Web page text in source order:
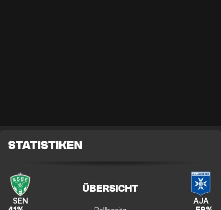
STATISTIKEN
SEN
ÜBERSICHT
AJA